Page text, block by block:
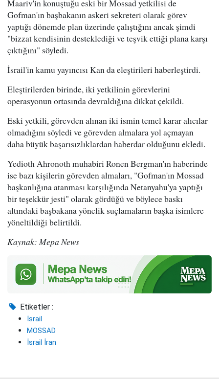
Maariv'in konuştuğu eski bir Mossad yetkilisi de
Gofman'ın başbakanın askeri sekreteri olarak görev
yaptığı dönemde plan üzerinde çalıştığını ancak şimdi
"bizzat kendisinin desteklediği ve teşvik ettiği plana karşı
çıktığını" söyledi.
İsrail'in kamu yayıncısı Kan da eleştirileri haberleştirdi.
Eleştirilerden birinde, iki yetkilinin görevlerini
operasyonun ortasında devraldığına dikkat çekildi.
Eski yetkili, görevden alınan iki ismin temel karar alıcılar
olmadığını söyledi ve görevden almalara yol açmayan
daha büyük başarısızlıklardan haberdar olduğunu ekledi.
Yedioth Ahronoth muhabiri Ronen Bergman'ın haberinde
ise bazı kişilerin görevden almaları, "Gofman'ın Mossad
başkanlığına atanması karşılığında Netanyahu'ya yaptığı
bir teşekkür jesti" olarak gördüğü ve böylece baskı
altındaki başbakana yönelik suçlamaların başka isimlere
yöneltildiği belirtildi.
Kaynak: Mepa News
Etiketler :
İsrail
MOSSAD
İsrail İran